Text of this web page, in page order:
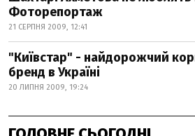
Фоторепортаж
21 СЕРПНЯ 2009, 12:41
"Київстар" - найдорожчий
бренд в Україні
20 ЛИПНЯ 2009, 19:24